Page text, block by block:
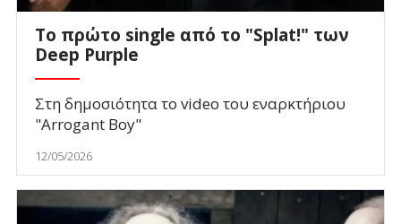
Το πρώτο single από το "Splat!" των
Deep Purple
Στη δημοσιότητα το video του εναρκτήριου
"Arrogant Boy"
12/05/2026